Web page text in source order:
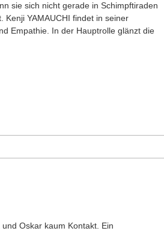
sie sich nicht gerade in Schimpftiraden
Kenji YAMAUCHI findet in seiner
Empathie. In der Hauptrolle glänzt die
Oskar kaum Kontakt. Ein